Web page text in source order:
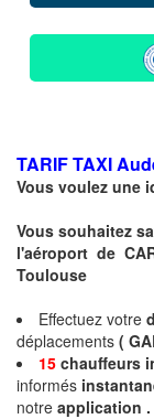
TARIF TAXI
Vous voulez une
Vous souhaitez
l'aéroport de
Toulouse
Effectuez votre
déplacements (
15 chauffeurs
informés
notre application .